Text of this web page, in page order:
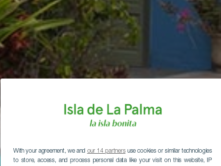
With your agreement, we and our 14 partnersuse cookies or similar technologies
to store, access, and process personal data like your visit on this website, IP